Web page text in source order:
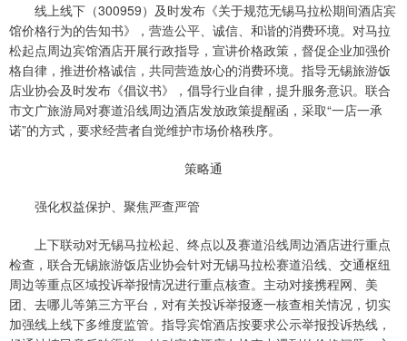
线上线下（300959）及时发布《关于规范无锡马拉松期间酒店宾
馆价格行为的告知书》，营造公平、诚信、和谐的消费环境。对马拉
松起点周边宾馆酒店开展行政指导，宣讲价格政策，督促企业加强价
格自律，推进价格诚信，共同营造放心的消费环境。指导无锡旅游饭
店业协会及时发布《倡议书》，倡导行业自律，提升服务意识。联合
市文广旅游局对赛道沿线周边酒店发放政策提醒函，采取“一店一承
诺”的方式，要求经营者自觉维护市场价格秩序。
策略通
强化权益保护、聚焦严查严管
上下联动对无锡马拉松起、终点以及赛道沿线周边酒店进行重点
检查，联合无锡旅游饭店业协会针对无锡马拉松赛道沿线、交通枢纽
周边等重点区域投诉举报情况进行重点核查。主动对接携程网、美
团、去哪儿等第三方平台，对有关投诉举报逐一核查相关情况，切实
加强线上线下多维度监管。指导宾馆酒店按要求公示举报投诉热线，